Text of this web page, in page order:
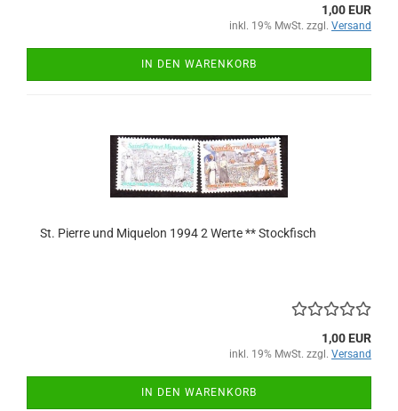
1,00 EUR
inkl. 19% MwSt. zzgl. Versand
IN DEN WARENKORB
St. Pierre und Miquelon 1994 2 Werte ** Stockfisch
1,00 EUR
inkl. 19% MwSt. zzgl. Versand
IN DEN WARENKORB